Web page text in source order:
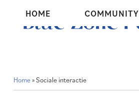
Hoofdnavigatie
HOME COMMUNITY
Home Sociale interactie